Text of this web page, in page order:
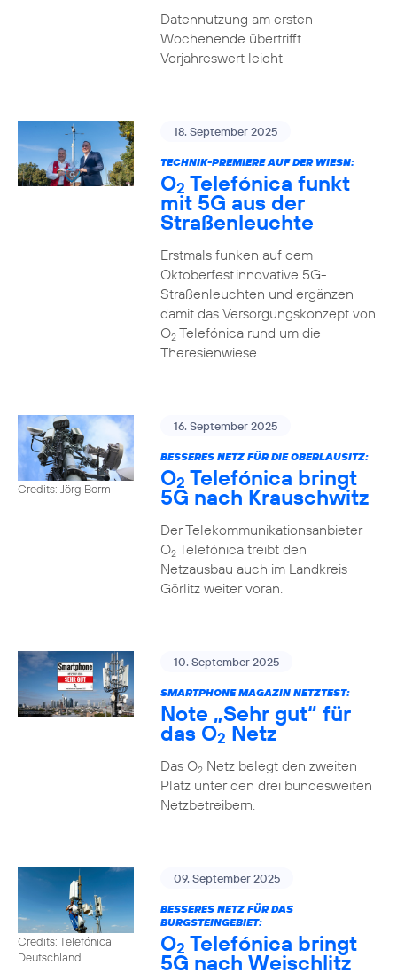
Datennutzung am ersten
Wochenende übertrifft
Vorjahreswert leicht
18. September 2025
TECHNIK-PREMIERE AUF DER WIESN:
O2 Telefónica funkt
mit 5G aus der
Straßenleuchte
Erstmals funken auf dem
Oktoberfest innovative 5G-
Straßenleuchten und ergänzen
damit das Versorgungskonzept von
O2Telefónica rund um die
Theresienwiese.
Credits: Jörg Borm
16. September 2025
BESSERES NETZ FÜR DIE OBERLAUSITZ:
O2 Telefónica bringt
5G nach Krauschwitz
Der Telekommunikationsanbieter
O2Telefónica treibt den
Netzausbau auch im Landkreis
Görlitz weiter voran.
10. September 2025
SMARTPHONE MAGAZIN NETZTEST:
Note „Sehr gut“ für
das O2 Netz
Das O2Netz belegt den zweiten
Platz unter den drei bundesweiten
Netzbetreibern.
Credits: Telefónica
Deutschland
09. September 2025
BESSERES NETZ FÜR DAS
BURGSTEINGEBIET:
O2 Telefónica bringt
5G nach Weischlitz